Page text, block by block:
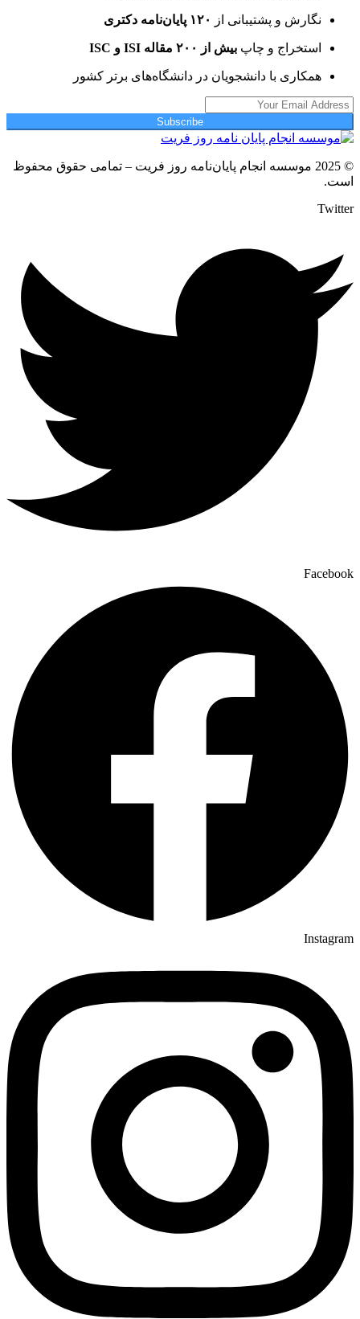
نگارش و پشتیبانی از ۱۲۰ پایان‌نامه دکتری
استخراج و چاپ بیش از ۲۰۰ مقاله ISI و ISC
همکاری با دانشجویان در دانشگاه‌های برتر کشور
Subscribe
© 2025 موسسه انجام پایان‌نامه روز فریت – تمامی حقوق محفوظ
است.
Twitter
Facebook
Instagram